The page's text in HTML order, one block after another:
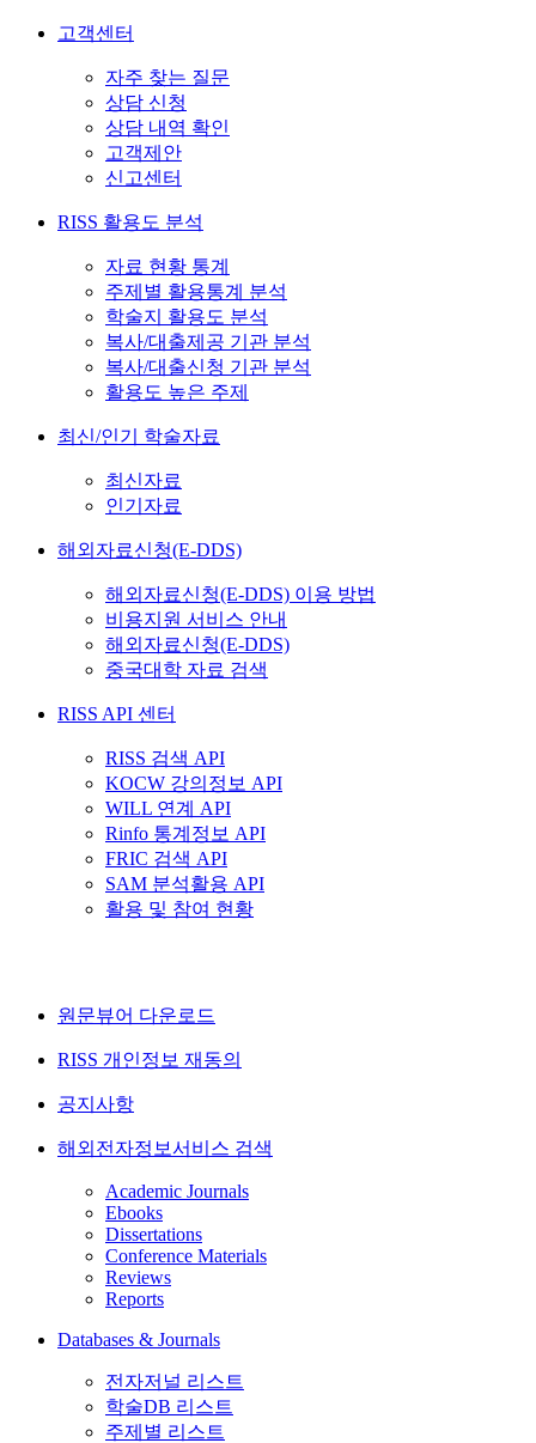
고객센터
자주 찾는 질문
상담 신청
상담 내역 확인
고객제안
신고센터
RISS 활용도 분석
자료 현황 통계
주제별 활용통계 분석
학술지 활용도 분석
복사/대출제공 기관 분석
복사/대출신청 기관 분석
활용도 높은 주제
최신/인기 학술자료
최신자료
인기자료
해외자료신청(E-DDS)
해외자료신청(E-DDS) 이용 방법
비용지원 서비스 안내
해외자료신청(E-DDS)
중국대학 자료 검색
RISS API 센터
RISS 검색 API
KOCW 강의정보 API
WILL 연계 API
Rinfo 통계정보 API
FRIC 검색 API
SAM 분석활용 API
활용 및 참여 현황
원문뷰어 다운로드
RISS 개인정보 재동의
공지사항
해외전자정보서비스 검색
Academic Journals
Ebooks
Dissertations
Conference Materials
Reviews
Reports
Databases & Journals
전자저널 리스트
학술DB 리스트
주제별 리스트